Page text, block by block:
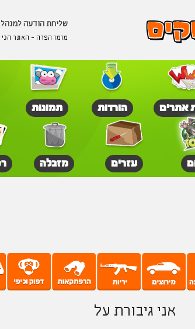
שליחת הודעה למנהל
מומו הפרה - האתר
אתרים הורדות תמונות
עזרים מזבלה
אני גיבורת על